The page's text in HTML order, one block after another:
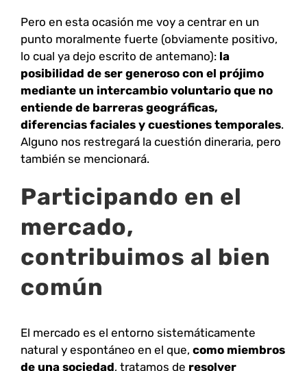
Pero en esta ocasión me voy a centrar en un
punto moralmente fuerte (obviamente positivo,
lo cual ya dejo escrito de antemano): la
posibilidad de ser generoso con el prójimo
mediante un intercambio voluntario que no
entiende de barreras geográficas,
diferencias faciales y cuestiones temporales.
Alguno nos restregará la cuestión dineraria, pero
también se mencionará.
Participando en el
mercado,
contribuimos al bien
común
El mercado es el entorno sistemáticamente
natural y espontáneo en el que, como miembros
de una sociedad, tratamos de resolver